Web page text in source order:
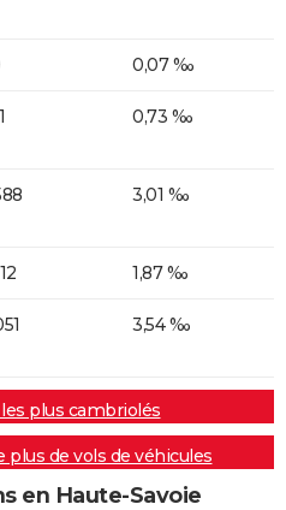
0,07 ‰
0,73 ‰
3,01 ‰
1,87 ‰
3,54 ‰
plus cambriolés
de vols de véhicules
en Haute-Savoie